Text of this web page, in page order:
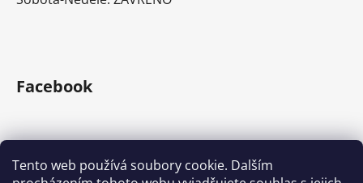
Tento web používá soubory cookie. Dalším
Facebook